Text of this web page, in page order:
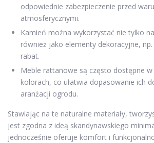
odpowiednie zabezpieczenie przed
atmosferycznymi.
Kamień można wykorzystać nie tylko
również jako elementy dekoracyjne,
rabat.
Meble rattanowe są często dostępne
kolorach, co ułatwia dopasowanie ich
aranżacji ogrodu.
Stawiając na te naturalne materiały,
jest zgodna z ideą skandynawskiego
jednocześnie oferuje komfort i